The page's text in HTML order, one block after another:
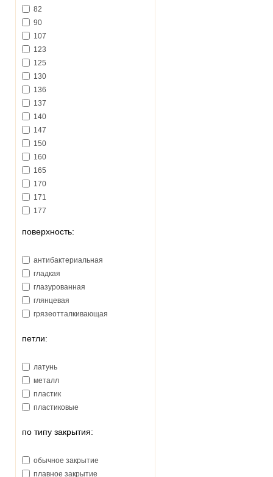
82
90
107
123
125
130
136
137
140
147
150
160
165
170
171
177
180
185
188
191
192
193
207
210
213
215
поверхность:
антибактериальная
гладкая
глазурованная
глянцевая
грязеотталкивающая
петли:
латунь
металл
пластик
пластиковые
по типу закрытия:
обычное закрытие
плавное закрытие